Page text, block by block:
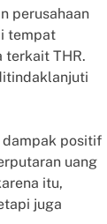
perusahaan
tempat
terkait THR.
dampak positif
uang
itu,
juga